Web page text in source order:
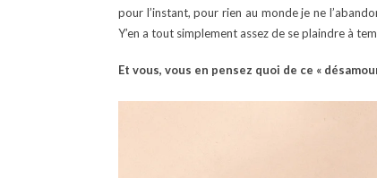
pour l’instant, pour rien au monde je ne
Y’en a tout simplement assez de se plaindre à
Et vous, vous en pensez quoi de ce «